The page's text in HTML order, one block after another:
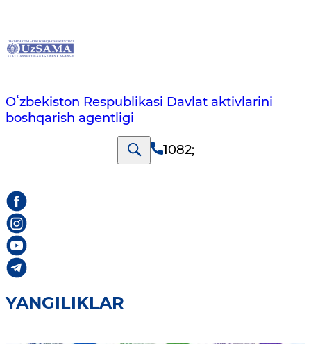
Oʻzbekiston Respublikasi Davlat aktivlarini
boshqarish agentligi
1082;
YANGILIKLAR